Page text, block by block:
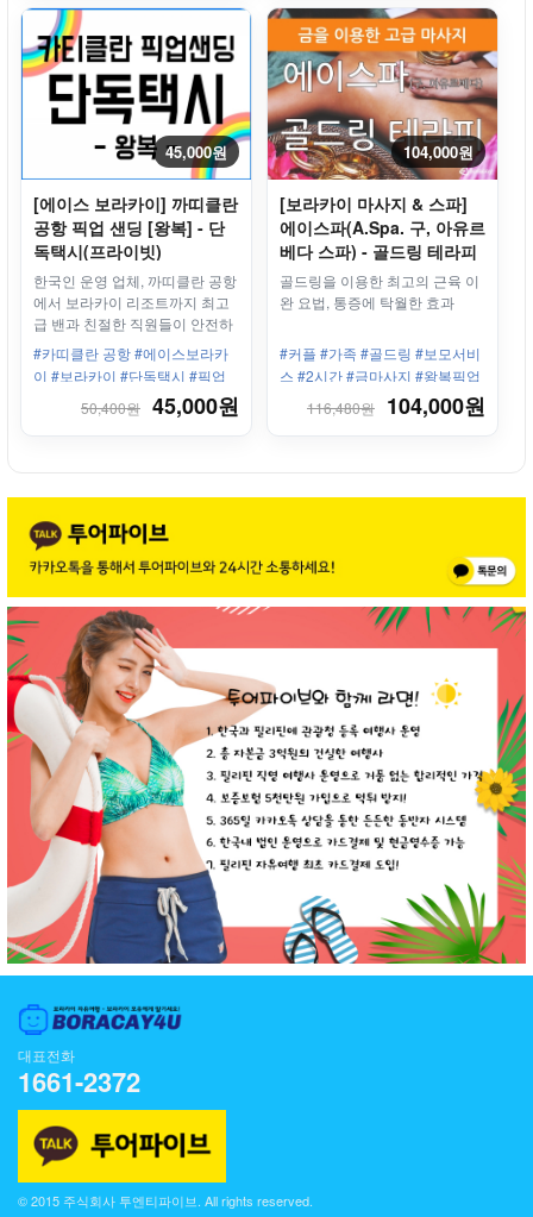
45,000원
[에이스 보라카이] 까띠클란
공항 픽업 샌딩 [왕복] - 단
독택시(프라이빗)
한국인 운영 업체, 까띠클란 공항
에서 보라카이 리조트까지 최고
급 밴과 친절한 직원들이 안전하
고 편안하게 모십니다.
#카띠클란 공항 #에이스보라카
이 #보라카이 #단독택시 #픽업
샌딩 #왕복 #보라카이리조트 #
한인업체 #최고의서비스
50,400원 45,000원
104,000원
[보라카이 마사지 & 스파]
에이스파(A.Spa. 구, 아유르
베다 스파) - 골드링 테라피
마사지
골드링을 이용한 최고의 근육 이
완 요법, 통증에 탁월한 효과
#커플 #가족 #골드링 #보모서비
스 #2시간 #금마사지 #왕복픽업
제공 #샤워 #세탁 #신규마사지
116,480원 104,000원
대표전화
1661-2372
© 2015 주식회사 투엔티파이브. All rights reserved.